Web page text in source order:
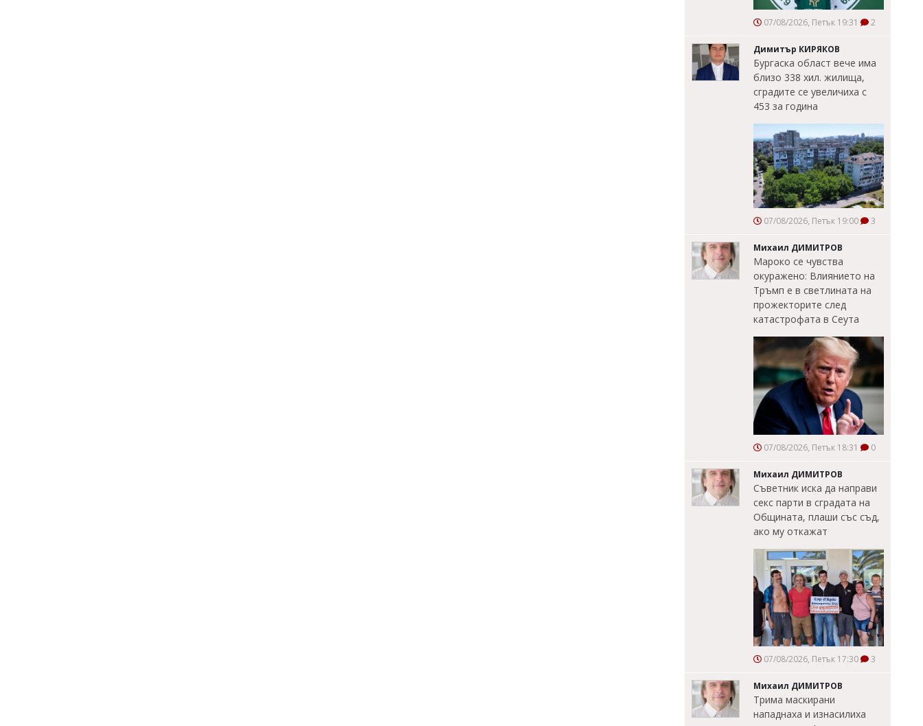
07/08/2026, Петък 19:31 2
Димитър КИРЯКОВ
Бургаска област вече има
близо 338 хил. жилища,
сградите се увеличиха с
453 за година
07/08/2026, Петък 19:00 3
Михаил ДИМИТРОВ
Мароко се чувства
окуражено: Влиянието на
Тръмп е в светлината на
прожекторите след
катастрофата в Сеута
07/08/2026, Петък 18:31 0
Михаил ДИМИТРОВ
Съветник иска да направи
секс парти в сградата на
Общината, плаши със съд,
ако му откажат
07/08/2026, Петък 17:30 3
Михаил ДИМИТРОВ
Трима маскирани
нападнаха и изнасилиха